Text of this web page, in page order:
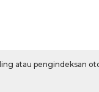
atau pengindeksan